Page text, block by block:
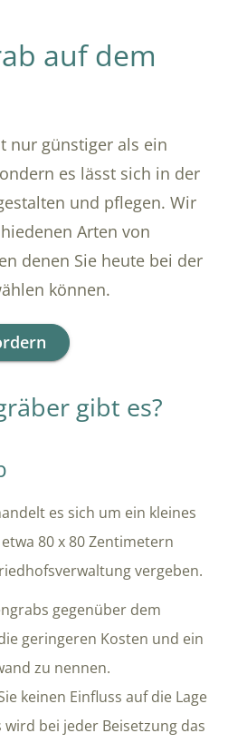
auf dem
nur günstiger als ein
es lässt sich in der
und pflegen. Wir
Arten von
denen Sie heute bei der
können.
gibt es?
es sich um ein kleines
80 x 80 Zentimetern
vergeben.
gegenüber dem
geringeren Kosten und ein
zu nennen.
keinen Einfluss auf die Lage
wird bei jeder Beisetzung das